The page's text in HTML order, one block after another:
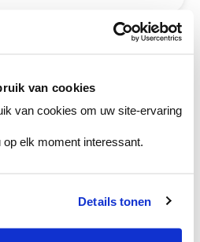
van cookies
van cookies om uw site-ervaring
elk moment interessant.
Details tonen
stalen van je
tinten om je kleur